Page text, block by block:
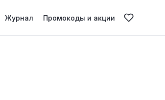
Журнал Промокоды и акции